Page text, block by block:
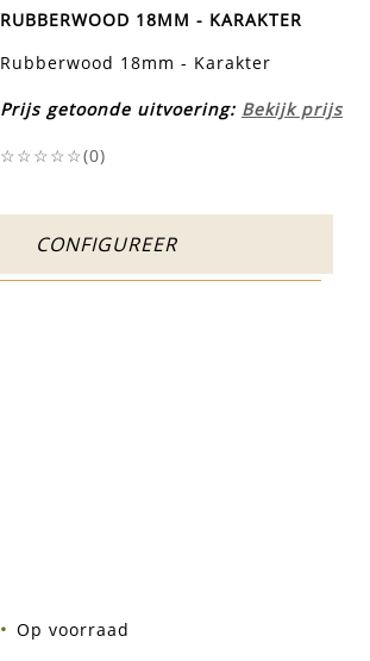
RUBBERWOOD 18MM - KARAKTER
Rubberwood 18mm - Karakter
Prijs getoonde uitvoering: Bekijk prijs
☆☆☆☆☆(0)
CONFIGUREER
Op voorraad